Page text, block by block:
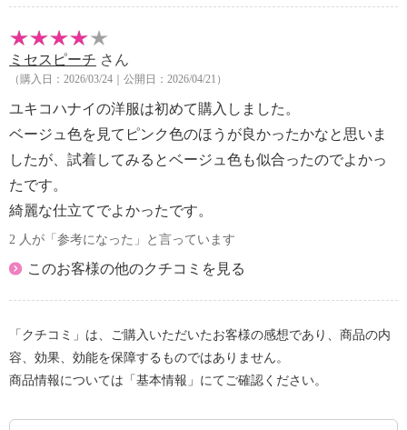
ミセスピーチ さん
（購入日：2026/03/24｜公開日：2026/04/21）
ユキコハナイの洋服は初めて購入しました。
ベージュ色を見てピンク色のほうが良かったかなと思いま
したが、試着してみるとベージュ色も似合ったのでよかっ
たです。
綺麗な仕立てでよかったです。
2 人が「参考になった」と言っています
このお客様の他のクチコミを見る
「クチコミ」は、ご購入いただいたお客様の感想であり、商品の内
容、効果、効能を保障するものではありません。
商品情報については「基本情報」にてご確認ください。